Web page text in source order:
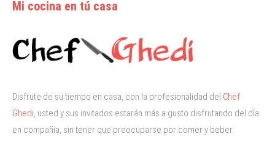
Mi cocina en tú casa
Disfrute de su tiempo en casa, con la profesionalidad del Chef
Ghedi, usted y sus invitados estarán más a gusto disfrutando del día
en compañía, sin tener que preocuparse por comer y beber.